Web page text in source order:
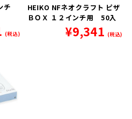
チ
(税込)
HEIKO NFネオクラフト ピザ
ＢＯＸ １２インチ用 50入
¥9,341 (税込)